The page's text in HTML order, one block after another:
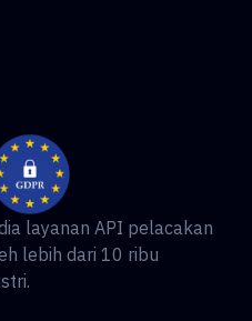
layanan API pelacakan
lebih dari 10 ribu